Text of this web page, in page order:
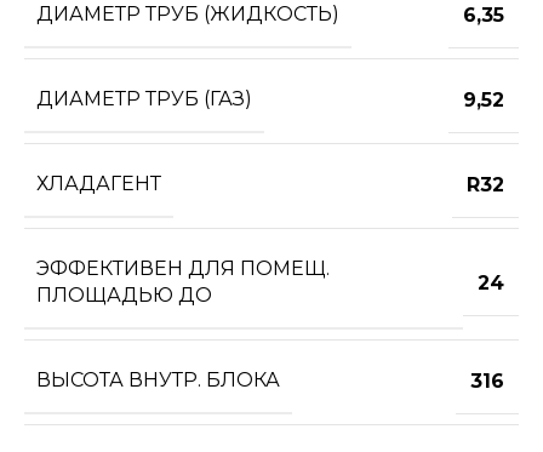
ДИАМЕТР ТРУБ (ЖИДКОСТЬ) 6,35
ДИАМЕТР ТРУБ (ГАЗ) 9,52
ХЛАДАГЕНТ R32
ЭФФЕКТИВЕН ДЛЯ ПОМЕЩ.
ПЛОЩАДЬЮ ДО
24
ВЫСОТА ВНУТР. БЛОКА 316